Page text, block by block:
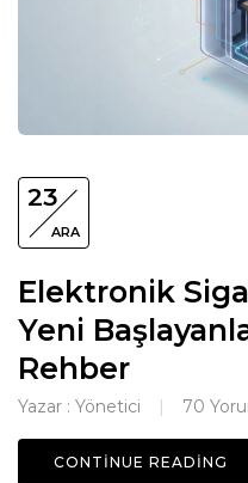
23
ARA
Elektronik
Yeni
Rehber
Yazar : Yönetici 70
CONTINUE READING